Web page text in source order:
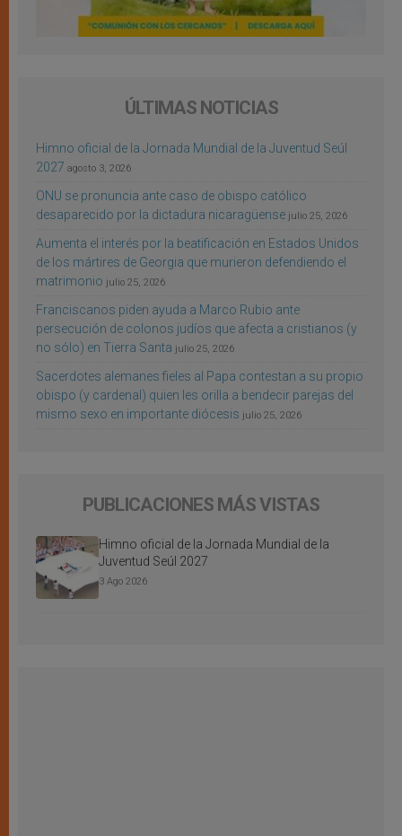
ÚLTIMAS NOTICIAS
Himno oficial de la Jornada Mundial de la Juventud Seúl
2027 agosto 3, 2026
ONU se pronuncia ante caso de obispo católico
desaparecido por la dictadura nicaragüense julio 25, 2026
Aumenta el interés por la beatificación en Estados Unidos
de los mártires de Georgia que murieron defendiendo el
matrimonio julio 25, 2026
Franciscanos piden ayuda a Marco Rubio ante
persecución de colonos judíos que afecta a cristianos (y
no sólo) en Tierra Santa julio 25, 2026
Sacerdotes alemanes fieles al Papa contestan a su propio
obispo (y cardenal) quien les orilla a bendecir parejas del
mismo sexo en importante diócesis julio 25, 2026
PUBLICACIONES MÁS VISTAS
Himno oficial de la Jornada Mundial de la
Juventud Seúl 2027
3 Ago 2026